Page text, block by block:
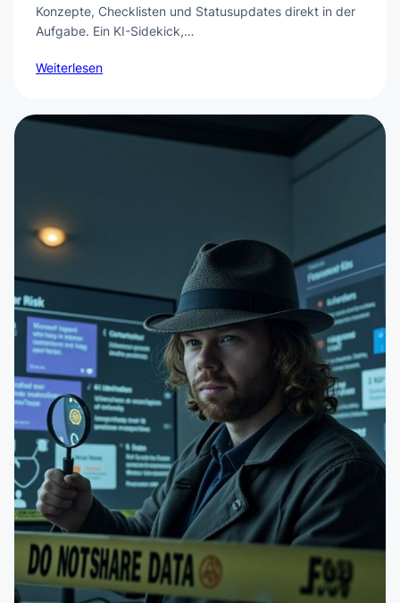
Konzepte, Checklisten und Statusupdates direkt in der
Aufgabe. Ein KI-Sidekick,…
Weiterlesen